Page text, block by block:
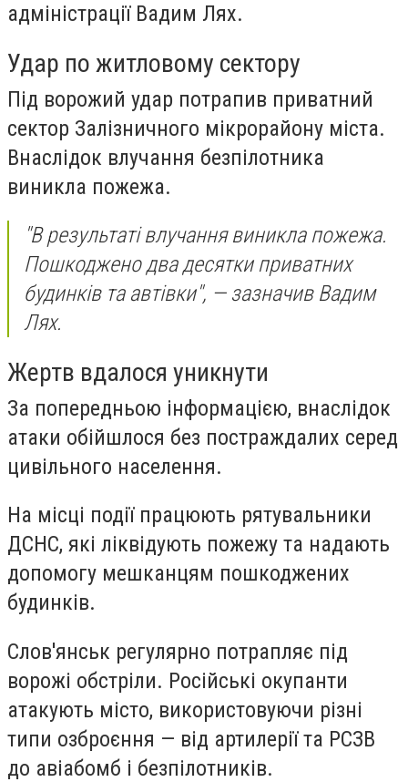
адміністрації Вадим Лях.
Удар по житловому сектору
Під ворожий удар потрапив приватний
сектор Залізничного мікрорайону міста.
Внаслідок влучання безпілотника
виникла пожежа.
"В результаті влучання виникла пожежа.
Пошкоджено два десятки приватних
будинків та автівки", — зазначив Вадим
Лях.
Жертв вдалося уникнути
За попередньою інформацією, внаслідок
атаки обійшлося без постраждалих серед
цивільного населення.
На місці події працюють рятувальники
ДСНС, які ліквідують пожежу та надають
допомогу мешканцям пошкоджених
будинків.
Слов'янськ регулярно потрапляє під
ворожі обстріли. Російські окупанти
атакують місто, використовуючи різні
типи озброєння — від артилерії та РСЗВ
до авіабомб і безпілотників.